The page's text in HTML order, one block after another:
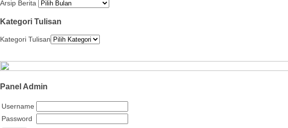
Arsip Berita
Kategori Tulisan
Kategori Tulisan
Panel Admin
Username
Password